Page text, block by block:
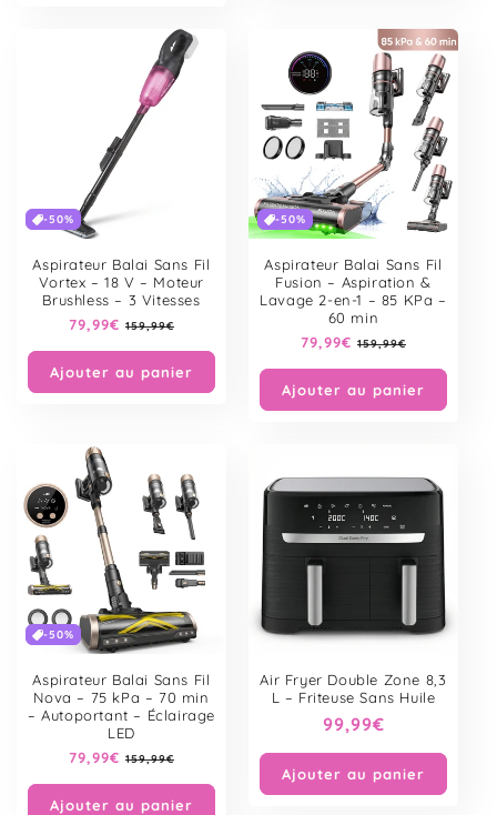
-50%
Aspirateur Balai Sans Fil
Vortex – 18 V – Moteur
Brushless – 3 Vitesses
Prix
79,99€ Prix
159,99€
Ajouter au panier
-50%
Aspirateur Balai Sans Fil
Fusion – Aspiration &
Lavage 2-en-1 – 85 KPa –
60 min
Prix
79,99€ Prix
159,99€
Ajouter au panier
-50%
Aspirateur Balai Sans Fil
Nova – 75 kPa – 70 min
– Autoportant – Éclairage
LED
Prix
79,99€ Prix
159,99€
Ajouter au panier
Air Fryer Double Zone 8,3
L – Friteuse Sans Huile
Prix
habituel
99,99€
Ajouter au panier